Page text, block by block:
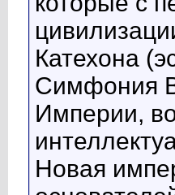
Катехона
Симфония
Империи,
Новая